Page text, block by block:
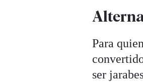
Para
ser